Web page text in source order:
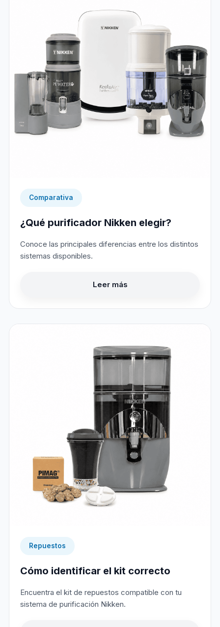
Comparativa
¿Qué purificador Nikken elegir?
Conoce las principales diferencias entre los distintos
sistemas disponibles.
Leer más
Repuestos
Cómo identificar el kit correcto
Encuentra el kit de repuestos compatible con tu
sistema de purificación Nikken.